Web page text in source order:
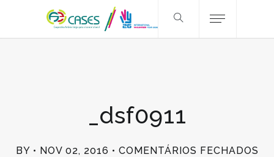
_dsf0911
BY NOV 02, 2016 COMENTÁRIOS FECHADOS